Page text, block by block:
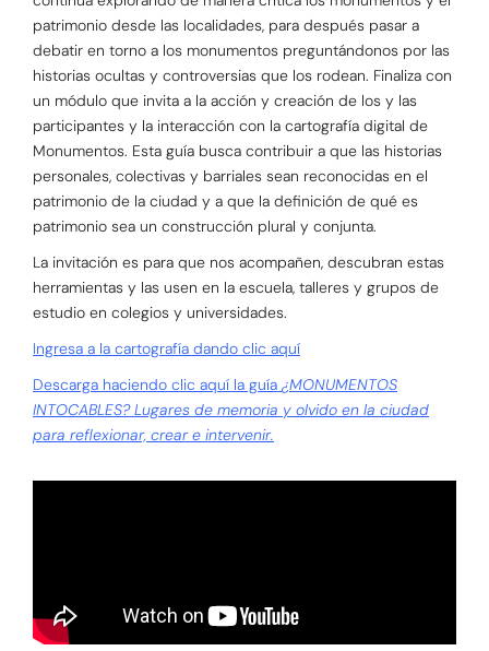
patrimonio desde las localidades, para después pasar a
debatir en torno a los monumentos preguntándonos por las
historias ocultas y controversias que los rodean. Finaliza con
un módulo que invita a la acción y creación de los y las
participantes y la interacción con la cartografía digital de
Monumentos. Esta guía busca contribuir a que las historias
personales, colectivas y barriales sean reconocidas en el
patrimonio de la ciudad y a que la definición de qué es
patrimonio sea un construcción plural y conjunta.
La invitación es para que nos acompañen, descubran estas
herramientas y las usen en la escuela, talleres y grupos de
estudio en colegios y universidades.
Ingresa a la cartografía dando clic aquí
Descarga haciendo clic aquí la guía ¿MONUMENTOS
INTOCABLES? Lugares de memoria y olvido en la ciudad
para reflexionar, crear e intervenir.